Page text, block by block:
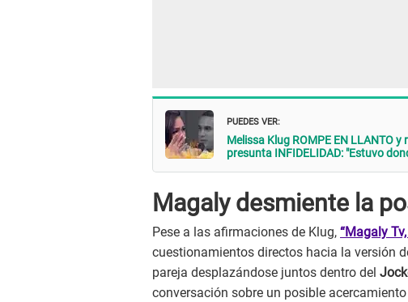
PUEDES VER:
Melissa Klug ROMPE EN LLANTO
presunta INFIDELIDAD: "Estuvo
Magaly desmiente la
Pese a las afirmaciones de Klug, “Magaly
cuestionamientos directos hacia la versión
pareja desplazándose juntos dentro del
conversación sobre un posible